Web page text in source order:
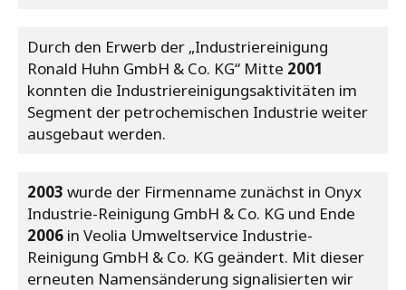
Durch den Erwerb der „Industriereinigung
Ronald Huhn GmbH & Co. KG“ Mitte 2001
konnten die Industriereinigungsaktivitäten im
Segment der petrochemischen Industrie weiter
ausgebaut werden.
2003 wurde der Firmenname zunächst in Onyx
Industrie-Reinigung GmbH & Co. KG und Ende
2006 in Veolia Umweltservice Industrie-
Reinigung GmbH & Co. KG geändert. Mit dieser
erneuten Namensänderung signalisierten wir